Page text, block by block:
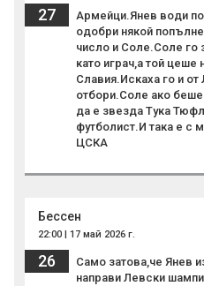
27
Армейци.Янев води
одобри някой
число и Соле.Соле го
като играч,а той цеше
Славия.Искаха го и от
отбори.Соле ако
да е звезда Тука
футболист.И така е с
ЦСКА
Бессен
22:00 | 17 май 2026 г.
26
Само затова,че Янев
направи Левски